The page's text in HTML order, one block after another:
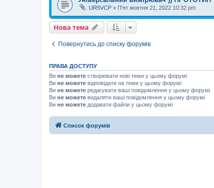
UR5VCP » П'ят жовтня 21, 2022 10:32 pm
Нова тема
Повернутись до списку форумів
ПРАВА ДОСТУПУ
Ви не можете створювати нові теми у цьому форумі
Ви не можете відповідати на теми у цьому форумі
Ви не можете редагувати ваші повідомлення у цьому форумі
Ви не можете видаляти ваші повідомлення у цьому форумі
Ви не можете додавати файли у цьому форумі
Список форумів